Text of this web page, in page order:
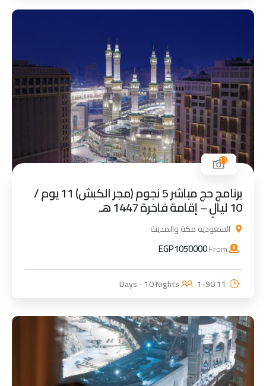
11
برنامج حج مباشر 5 نجوم (مجر الكبش) 11 يوم /
10 ليالٍ – إقامة فاخرة 1447 هـ
السعودية مكة والمدينة
EGP1050000
11 Days - 10 Nights
1-90